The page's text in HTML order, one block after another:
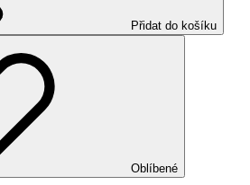
Přidat do košíku
Oblíbené